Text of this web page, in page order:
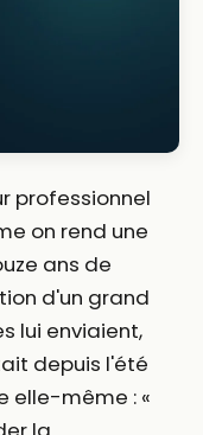
professionnel
on rend une
ans de
d'un grand
lui enviaient,
depuis l'été
elle-même : «